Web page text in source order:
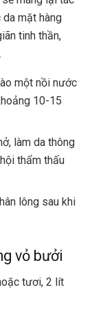
mặt hàng
tinh thần,
một nồi nước
10-15
làm da thông
thẩm thấu
lông sau khi
vỏ bưởi
tươi, 2 lít